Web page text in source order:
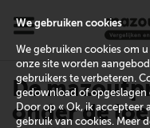
x
De
onder de
We gebruiken cookies
We gebruiken cookies om
onze site worden
gebruikers te verbeteren.
gedownload of
Door op « Ok, ik accepteer
gebruik van cookies. Meer